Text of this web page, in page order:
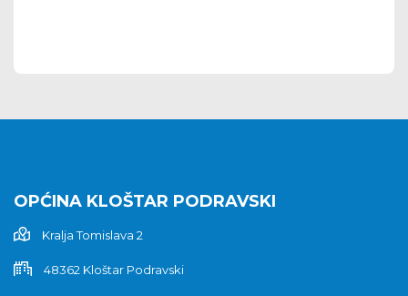
OPĆINA KLOŠTAR PODRAVSKI
Kralja Tomislava 2
48362 Kloštar Podravski